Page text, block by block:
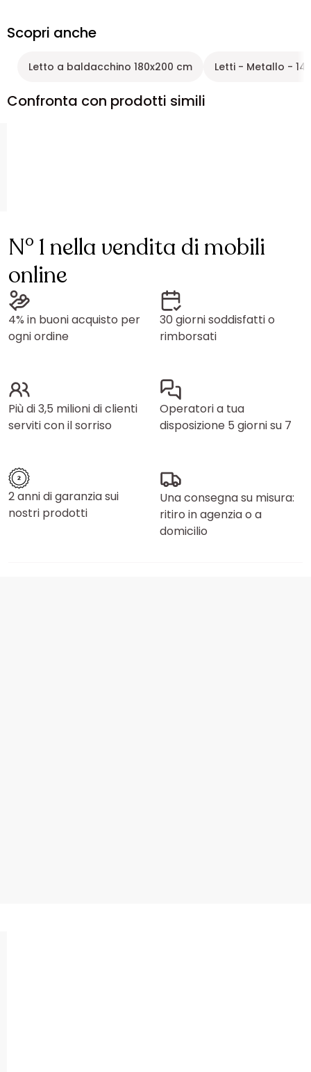
Scopri anche
Letto a baldacchino 180x200 cm Letti - Metallo -
Confronta con prodotti simili
N° 1 nella vendita di mobili
online
4% in buoni acquisto per
ogni ordine
30 giorni soddisfatti o
rimborsati
Più di 3,5 milioni di clienti
serviti con il sorriso
Operatori a tua
disposizione 5 giorni su 7
2 anni di garanzia sui
nostri prodotti
Una consegna su misura:
ritiro in agenzia o a
domicilio